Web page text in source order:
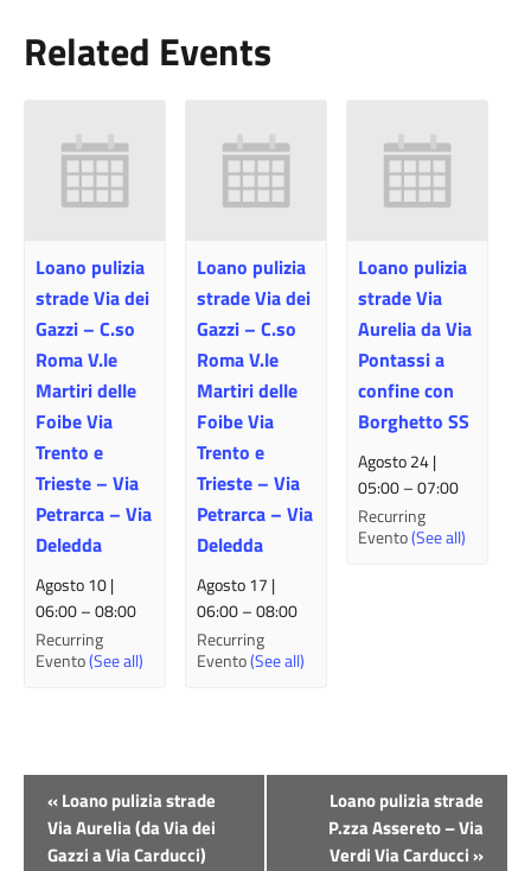
Related Events
Loano pulizia
strade Via dei
Gazzi – C.so
Roma V.le
Martiri delle
Foibe Via
Trento e
Trieste – Via
Petrarca – Via
Deledda
Agosto 10 |
06:00–08:00
Recurring
Evento(See all)
Loano pulizia
strade Via dei
Gazzi – C.so
Roma V.le
Martiri delle
Foibe Via
Trento e
Trieste – Via
Petrarca – Via
Deledda
Agosto 17 |
06:00–08:00
Recurring
Evento(See all)
Loano pulizia
strade Via
Aurelia da Via
Pontassi a
confine con
Borghetto SS
Agosto 24 |
05:00–07:00
Recurring
Evento(See all)
Evento
Navigazione
«Loano pulizia strade
Via Aurelia (da Via dei
Gazzi a Via Carducci)
Loano pulizia strade
P.zza Assereto – Via
Verdi Via Carducci»